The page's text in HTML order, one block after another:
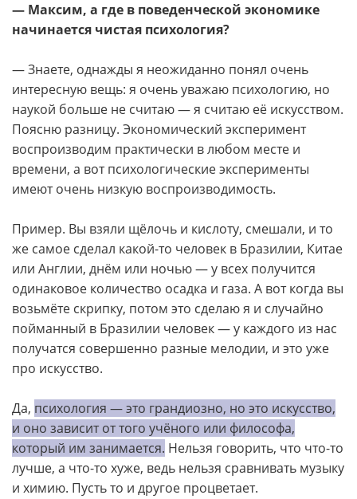
— Максим, а где в поведенческой экономике
начинается чистая психология?
— Знаете, однажды я неожиданно понял очень
интересную вещь: я очень уважаю психологию, но
наукой больше не считаю — я считаю её искусством.
Поясню разницу. Экономический эксперимент
воспроизводим практически в любом месте и
времени, а вот психологические эксперименты
имеют очень низкую воспроизводимость.
Пример. Вы взяли щёлочь и кислоту, смешали, и то
же самое сделал какой-то человек в Бразилии, Китае
или Англии, днём или ночью — у всех получится
одинаковое количество осадка и газа. А вот когда вы
возьмёте скрипку, потом это сделаю я и случайно
пойманный в Бразилии человек — у каждого из нас
получатся совершенно разные мелодии, и это уже
про искусство.
Да, психология — это грандиозно, но это искусство,
и оно зависит от того учёного или философа,
который им занимается. Нельзя говорить, что что-то
лучше, а что-то хуже, ведь нельзя сравнивать музыку
и химию. Пусть то и другое процветает.